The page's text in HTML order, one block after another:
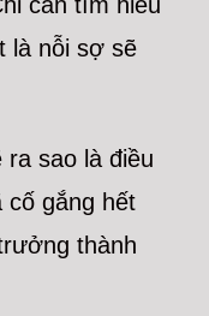
là nỗi sợ sẽ
ra sao là điều
cố gắng hết
thành